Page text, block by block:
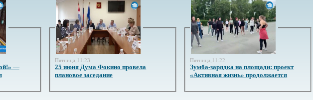
—
Пятница,11:23
25 июня Дума Фокино провела
плановое заседание
Пятница,11:22
Зумба-зарядка на площади: проект
«Активная жизнь» продолжается